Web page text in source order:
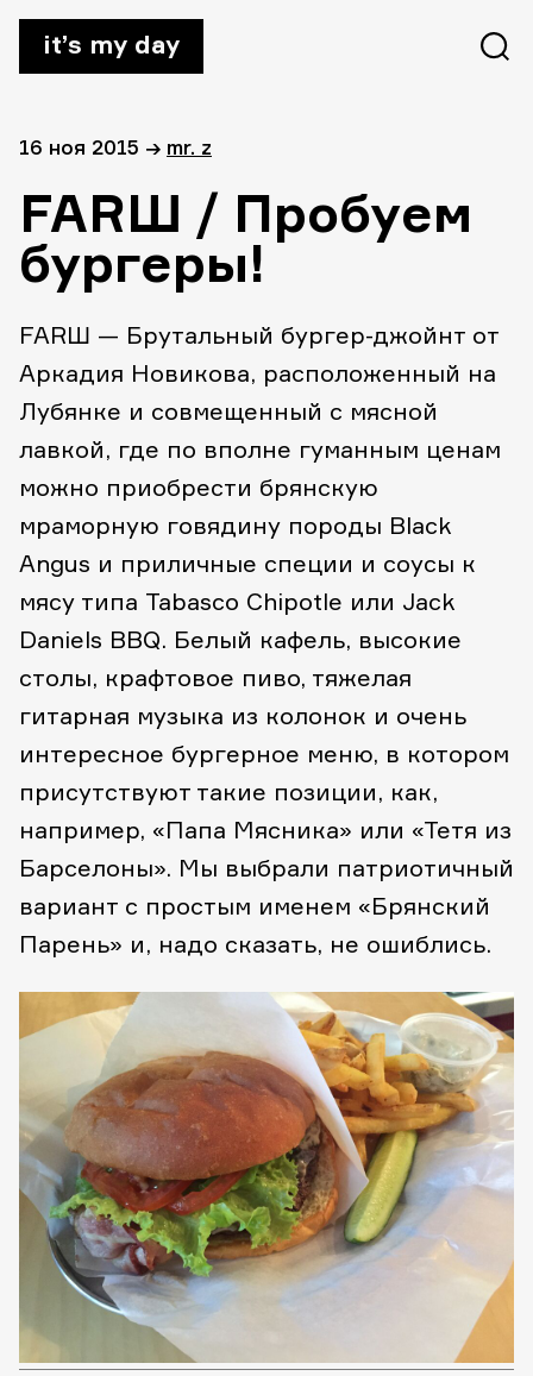
it’s my day
16 ноя 2015 → mr. z
FARШ / Пробуем
бургеры!
FARШ — Брутальный бургер-джойнт от
Аркадия Новикова, расположенный на
Лубянке и совмещенный с мясной
лавкой, где по вполне гуманным ценам
можно приобрести брянскую
мраморную говядину породы Black
Angus и приличные специи и соусы к
мясу типа Tabasco Chipotle или Jack
Daniels BBQ. Белый кафель, высокие
столы, крафтовое пиво, тяжелая
гитарная музыка из колонок и очень
интересное бургерное меню, в котором
присутствуют такие позиции, как,
например, «Папа Мясника» или «Тетя из
Барселоны». Мы выбрали патриотичный
вариант с простым именем «Брянский
Парень» и, надо сказать, не ошиблись.